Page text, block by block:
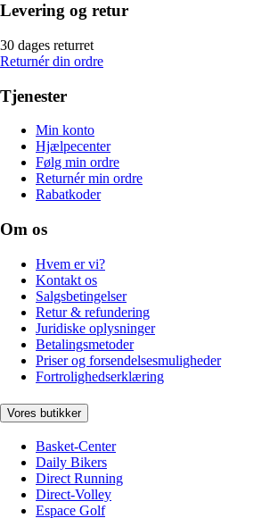
Levering og retur
30 dages returret
Returnér din ordre
Tjenester
Min konto
Hjælpecenter
Følg min ordre
Returnér min ordre
Rabatkoder
Om os
Hvem er vi?
Kontakt os
Salgsbetingelser
Retur & refundering
Juridiske oplysninger
Betalingsmetoder
Priser og forsendelsesmuligheder
Fortrolighedserklæring
Vores butikker
Basket-Center
Daily Bikers
Direct Running
Direct-Volley
Espace Golf